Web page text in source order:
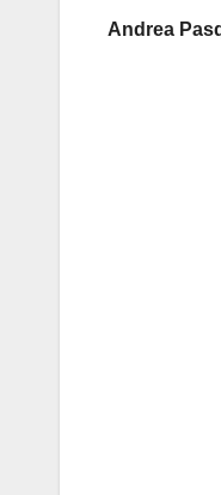
Andrea